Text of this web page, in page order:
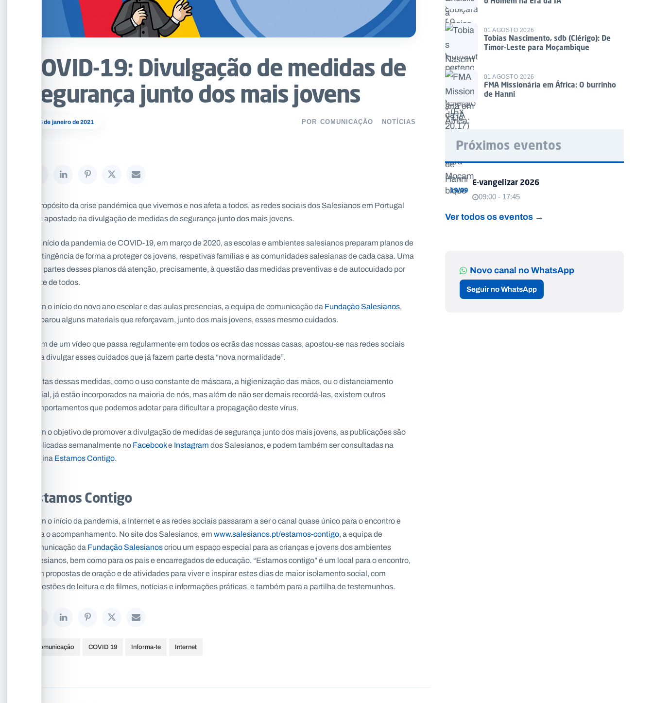
25 de janeiro de 2021
COVID-19: Divulgação de medidas de
segurança junto dos mais jovens
POR COMUNICAÇÃO NOTÍCIAS
A propósito da crise pandémica que vivemos e nos afeta a todos, as redes sociais dos Salesianos em Portugal
têm apostado na divulgação de medidas de segurança junto dos mais jovens.
No início da pandemia de COVID-19, em março de 2020, as escolas e ambientes salesianos preparam planos de
contingência de forma a proteger os jovens, respetivas famílias e as comunidades salesianas de cada casa. Uma
das partes desses planos dá atenção, precisamente, à questão das medidas preventivas e de autocuidado por
parte de todos.
Com o início do novo ano escolar e das aulas presencias, a equipa de comunicação daFundação Salesianos,
preparou alguns materiais que reforçavam, junto dos mais jovens, esses mesmo cuidados.
Além de um vídeo que passa regularmente em todos os ecrãs das nossas casas, apostou-se nas redes sociais
para divulgar esses cuidados que já fazem parte desta “nova normalidade”.
Muitas dessas medidas, como o uso constante de máscara, a higienização das mãos, ou o distanciamento
social, já estão incorporados na maioria de nós, mas além de não ser demais recordá-las, existem outros
comportamentos que podemos adotar para dificultar a propagação deste vírus.
Com o objetivo de promover a divulgação de medidas de segurança junto dos mais jovens, as publicações são
publicadas semanalmente noFacebooke Instagramdos Salesianos, e podem também ser consultadas na
páginaEstamos Contigo.
Estamos Contigo
Com o início da pandemia, a Internet e as redes sociais passaram a ser o canal quase único para o encontro e
para o acompanhamento. No site dos Salesianos, emwww.salesianos.pt/estamos-contigo, a equipa de
comunicação daFundação Salesianoscriou um espaço especial para as crianças e jovens dos ambientes
salesianos, bem como para os pais e encarregados de educação. “Estamos contigo” é um local para o encontro,
com propostas de oração e de atividades para viver e inspirar estes dias de maior isolamento social, com
sugestões de leitura e de filmes, notícias e informações práticas, e também para a partilha de testemunhos.
Comunicação COVID 19 Informa-te Internet
01 AGOSTO 2026
Tobias Nascimento, sdb (Clérigo): De
Timor-Leste para Moçambique
01 AGOSTO 2026
FMA Missionária em África: O burrinho
de Hanni
Próximos eventos
19/09
E-vangelizar 2026
09:00 - 17:45
Ver todos os eventos →
Novo canal no WhatsApp
Seguir no WhatsApp